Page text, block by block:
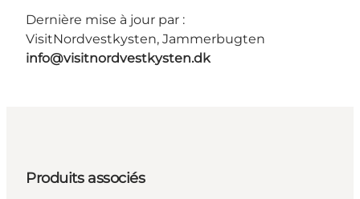
Dernière mise à jour par :
VisitNordvestkysten, Jammerbugten
info@visitnordvestkysten.dk
Produits associés